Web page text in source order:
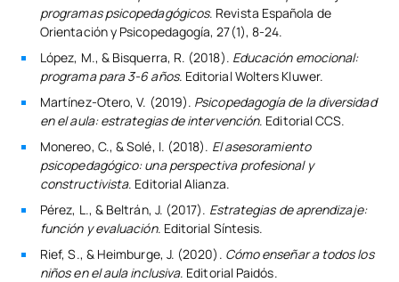
programas psicopedagógicos. Revista Española de
Orientación y Psicopedagogía, 27(1), 8-24.
López, M., & Bisquerra, R. (2018). Educación emocional:
programa para 3-6 años. Editorial Wolters Kluwer.
Martínez-Otero, V. (2019). Psicopedagogía de la diversidad
en el aula: estrategias de intervención. Editorial CCS.
Monereo, C., & Solé, I. (2018). El asesoramiento
psicopedagógico: una perspectiva profesional y
constructivista. Editorial Alianza.
Pérez, L., & Beltrán, J. (2017). Estrategias de aprendizaje:
función y evaluación. Editorial Síntesis.
Rief, S., & Heimburge, J. (2020). Cómo enseñar a todos los
niños en el aula inclusiva. Editorial Paidós.